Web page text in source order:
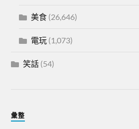
美食 (26,646)
電玩 (1,073)
笑話 (54)
彙整